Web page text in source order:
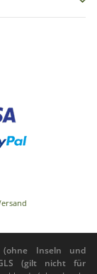
(ohne Inseln und
GLS (gilt nicht für